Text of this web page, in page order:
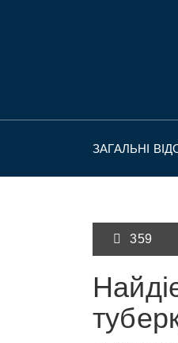
ЗАГАЛЬНІ
359